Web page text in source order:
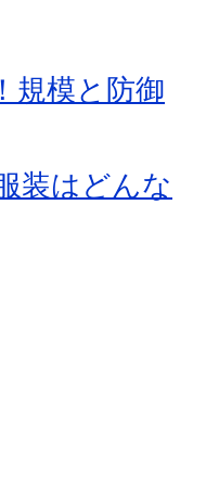
規模と防御
装はどんな